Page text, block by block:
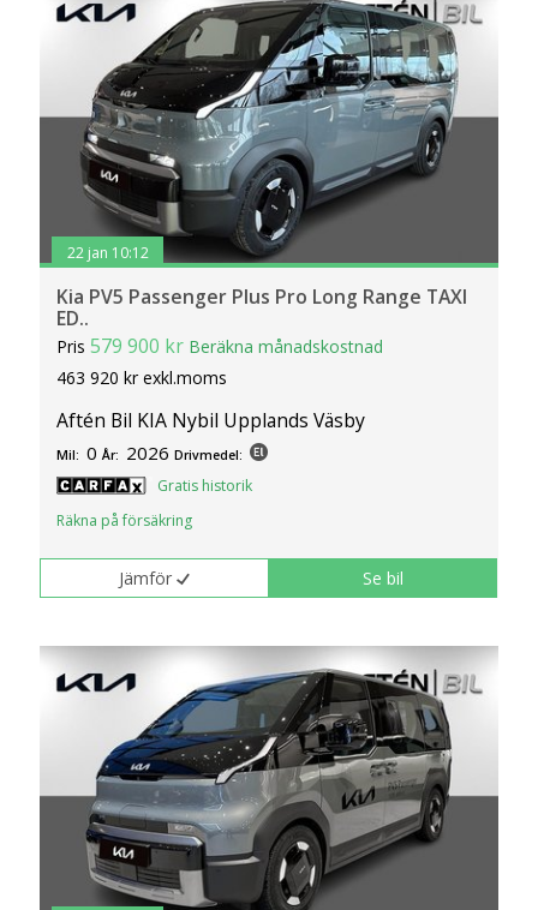
22 jan 10:12
Kia PV5 Passenger Plus Pro Long Range TAXI
ED..
Pris579 900 kr Beräkna månadskostnad
463 920 kr exkl.moms
Aftén Bil KIA Nybil Upplands Väsby
Mil: 0 År: 2026 Drivmedel:
Gratis historik
Räkna på försäkring
Jämför Se bil